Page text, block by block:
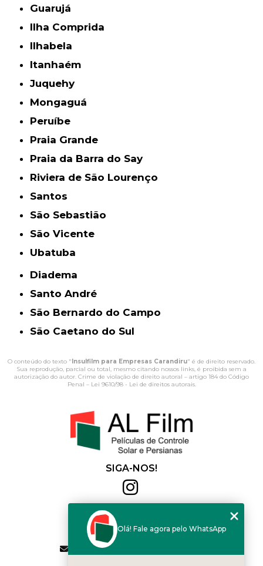
Guarujá
Ilha Comprida
Ilhabela
Itanhaém
Juquehy
Mongaguá
Peruíbe
Praia Grande
Praia da Barra do Say
Riviera de São Lourenço
Santos
São Sebastião
São Vicente
Ubatuba
Diadema
Santo André
São Bernardo do Campo
São Caetano do Sul
O conteúdo do texto " Insulfilm para Empresas Carandiru" é de direito reservado.
Sua reprodução, parcial ou total, mesmo citando nossos links, é proibida sem a
autorização do autor. Crime de violação de direito autoral – artigo 184 do Código
Penal – Lei 9610/98 - Lei de direitos autorais.
SIGA-NOS!
(11) 2564-4684
(11) 94168-2041
contato.vendas@alfilm.com.br
Olá! Fale agora pelo WhatsApp